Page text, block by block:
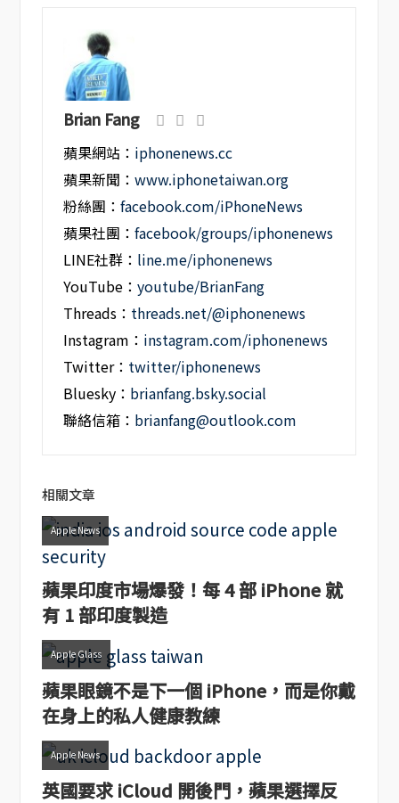
Brian Fang
蘋果網站： iphonenews.cc
蘋果新聞：www.iphonetaiwan.org
粉絲團：facebook.com/iPhoneNews
蘋果社團：facebook/groups/iphonenews
LINE社群： line.me/iphonenews
YouTube：youtube/BrianFang
Threads： threads.net/@iphonenews
Instagram： instagram.com/iphonenews
Twitter： twitter/iphonenews
Bluesky： brianfang.bsky.social
聯絡信箱： brianfang@outlook.com
相關文章
Apple News
蘋果印度市場爆發！每 4 部 iPhone 就
有 1 部印度製造
Apple Glass
蘋果眼鏡不是下一個 iPhone，而是你戴
在身上的私人健康教練
Apple News
英國要求 iCloud 開後門，蘋果選擇反